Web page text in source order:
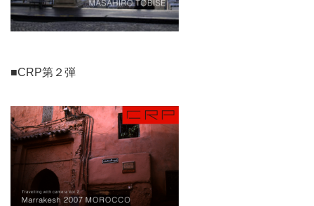
■CRP第２弾